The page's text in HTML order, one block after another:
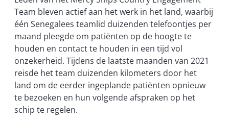
Team bleven actief aan het werk in het land, waarbij
één Senegalees teamlid duizenden telefoontjes per
maand pleegde om patiënten op de hoogte te
houden en contact te houden in een tijd vol
onzekerheid. Tijdens de laatste maanden van 2021
reisde het team duizenden kilometers door het
land om de eerder ingeplande patiënten opnieuw
te bezoeken en hun volgende afspraken op het
schip te regelen.